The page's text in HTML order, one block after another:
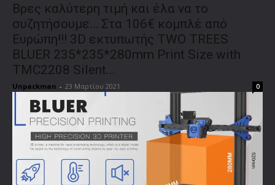
Βρες καλύτερη τιμή και έλα να το
συζητήσουμε… Στα 106€ κομπλέ από
Ευρώπη!!! 3D εκτυπωτής TWO TREES
BLUER 235*235*280mm Print Size with
TMC2208 Silent...
Unpackman - 23 Μαρτίου 2021 0